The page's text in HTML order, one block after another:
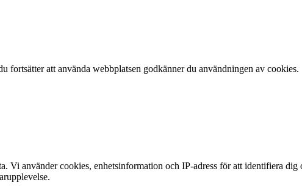
fortsätter att använda webbplatsen godkänner du användningen av cookies.
Vi använder cookies, enhetsinformation och IP-adress för att identifiera